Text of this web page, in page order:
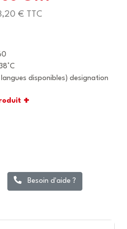
€ TTC
disponibles) designation
+
Besoin d'aide ?